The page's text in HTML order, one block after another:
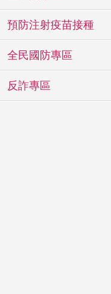
預防注射疫苗接種
全民國防專區
反詐專區